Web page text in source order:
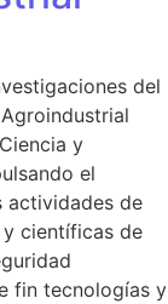
del
y
el
actividades de
científicas de
fin tecnologías y